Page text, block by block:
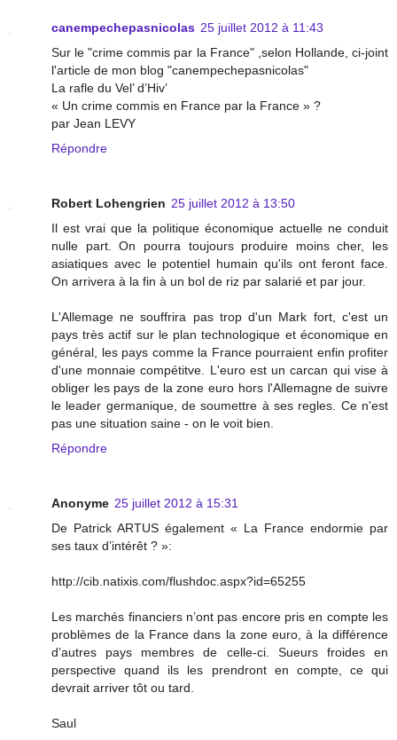
canempechepasnicolas 25 juillet 2012 à 11:43
Sur le "crime commis par la France" ,selon Hollande, ci-joint
l'article de mon blog "canempechepasnicolas"
La rafle du Vel’ d’Hiv’
« Un crime commis en France par la France » ?
par Jean LEVY
Répondre
Robert Lohengrien 25 juillet 2012 à 13:50
Il est vrai que la politique économique actuelle ne conduit
nulle part. On pourra toujours produire moins cher, les
asiatiques avec le potentiel humain qu'ils ont feront face.
On arrivera à la fin à un bol de riz par salarié et par jour.
L'Allemage ne souffrira pas trop d'un Mark fort, c'est un
pays très actif sur le plan technologique et économique en
général, les pays comme la France pourraient enfin profiter
d'une monnaie compétitve. L'euro est un carcan qui vise à
obliger les pays de la zone euro hors l'Allemagne de suivre
le leader germanique, de soumettre à ses regles. Ce n'est
pas une situation saine - on le voit bien.
Répondre
Anonyme 25 juillet 2012 à 15:31
De Patrick ARTUS également « La France endormie par
ses taux d’intérêt ? »:
http://cib.natixis.com/flushdoc.aspx?id=65255
Les marchés financiers n’ont pas encore pris en compte les
problèmes de la France dans la zone euro, à la différence
d’autres pays membres de celle-ci. Sueurs froides en
perspective quand ils les prendront en compte, ce qui
devrait arriver tôt ou tard.
Saul